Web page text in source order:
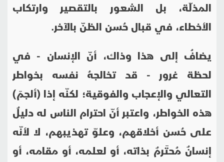
المذلّة، بل الشعور بالتقصير وارتكاب
الأخطاء، في قبال حُسن الظنّ بالآخر.
يضافُ إلى هذا وذاك، أنّ الإنسان - في
لحظة غرور - قد تخالجهُ نفسه بخواطر
التعالي والإعجاب والفوقية؛ لكنّه إذا (ألجمَ)
هذه الخواطر، واعتبر أنّ احترام الناس له دليلٌ
على حُسن أخلاقهم، وعلوّ تهذيبهم، لا لأنّه
إنسانٌ مُحتَرمٌ بذاته، أو لعلمه، أو مقامه، أو